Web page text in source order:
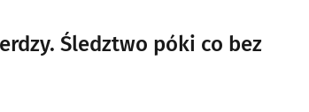
Śledztwo póki co bez